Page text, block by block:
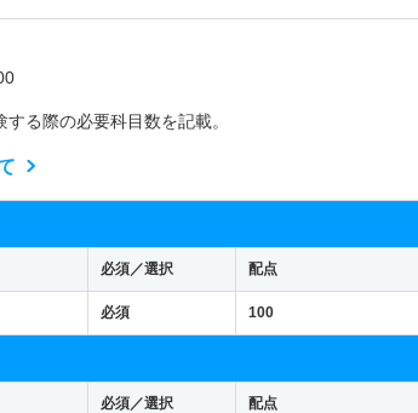
る際の必要科目数を記載。
必須／選択 配点
必須 100
必須／選択 配点